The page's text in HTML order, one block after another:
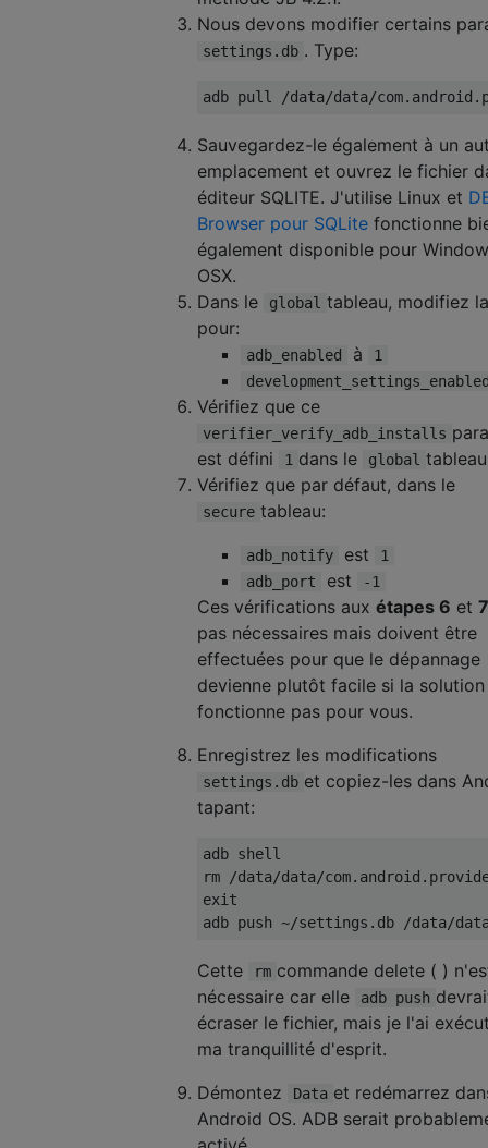
Nous devons modifier certains
settings.db . Type:
Sauvegardez-le également à un
emplacement et ouvrez le fichier
éditeur SQLITE. J'utilise Linux et
Browser pour SQLite fonctionne
également disponible pour
OSX.
Dans le
global tableau, modifiez
pour:
adb_enabled à
1
Vérifiez que ce
verifier_verify_adb_installs
est défini
1 dans le global
Vérifiez que par défaut, dans le
secure tableau:
adb_notify est
1
adb_port
est -1
Ces vérifications aux étapes 6 et 7
pas nécessaires mais doivent être
effectuées pour que le dépannage
devienne plutôt facile si la solution
fonctionne pas pour vous.
Enregistrez les modifications
settings.db et copiez-les dans
tapant:
adb shell
rm /data/data/
exit
Cette rm commande delete ( )
nécessaire car elle
adb push
écraser le fichier, mais je l'ai
ma tranquillité d'esprit.
Démontez
Data et redémarrez
Android OS. ADB serait